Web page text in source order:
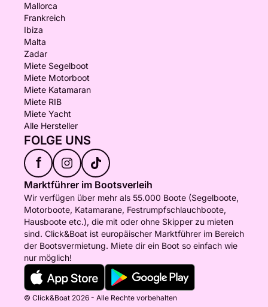
Mallorca
Frankreich
Ibiza
Malta
Zadar
Miete Segelboot
Miete Motorboot
Miete Katamaran
Miete RIB
Miete Yacht
Alle Hersteller
FOLGE UNS
f
Marktführer im Bootsverleih
Wir verfügen über mehr als 55.000 Boote (Segelboote,
Motorboote, Katamarane, Festrumpfschlauchboote,
Hausboote etc.), die mit oder ohne Skipper zu mieten
sind. Click&Boat ist europäischer Marktführer im Bereich
der Bootsvermietung. Miete dir ein Boot so einfach wie
nur möglich!
© Click&Boat 2026 - Alle Rechte vorbehalten